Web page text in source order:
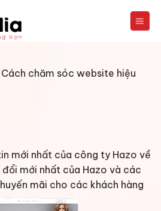
Cách chăm sóc website hiệu
mới nhất của công ty Hazo về
mới nhất của Hazo và các
mãi cho các khách hàng